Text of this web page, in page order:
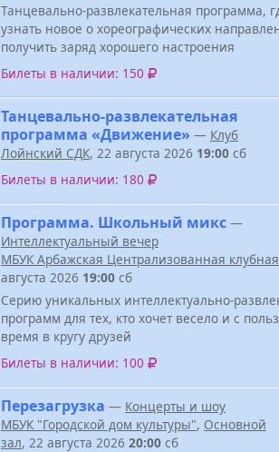
Танцевально-развлекательная программа,
узнать новое о хореографических
получить заряд хорошего настроения
Билеты в наличии: 150
Танцевально-развлекательная
программа «Движение» — Клуб
Лойнский СДК, 22 августа 2026 19:00 сб
Билеты в наличии: 180
Программа. Школьный микс —
Интеллектуальный вечер
МБУК Арбажская Централизованная
августа 2026 19:00 сб
Серию уникальных интеллектуально-
программ для тех, кто хочет весело и с
время в кругу друзей
Билеты в наличии: 100
Перезагрузка — Концерты и шоу
МБУК "Городской дом культуры", Основной
зал, 22 августа 2026 20:00 сб